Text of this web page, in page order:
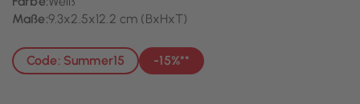
Maße:9.3x2.5x12.2 cm (BxHxT)
Code: Summer15 -15%**